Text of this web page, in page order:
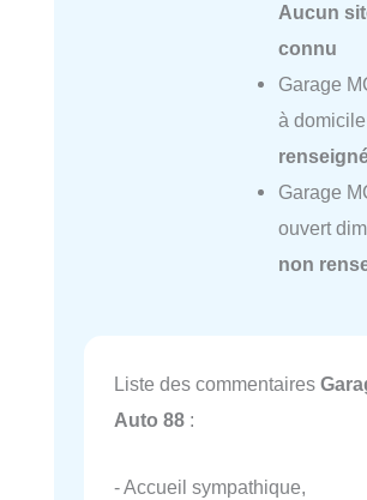
Aucun
connu
Garage
à
Garage
ouvert
non
Liste des commentaires
Auto 88 :
- Accueil sympathique,